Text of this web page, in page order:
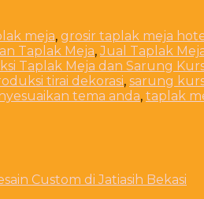
meja, grosir taplak meja
Taplak Meja,Jual Taplak
Taplak Meja dan Sarung
tirai dekorasi, sarung
tema anda, taplak
Custom di Jatiasih Bekasi